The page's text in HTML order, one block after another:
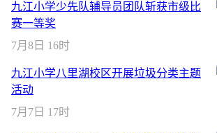
九江小学少先队辅导员团队斩获市级比
赛一等奖
7月8日 16时
九江小学八里湖校区开展垃圾分类主题
活动
7月7日 17时